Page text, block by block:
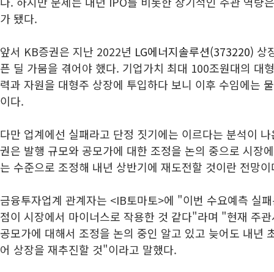
가 됐다.
앞서 KB증권은 지난 2022년 LG에너지솔루션(373220) 상
픈 딜 가뭄을 겪어야 했다. 기업가치 최대 100조원대의 대
력과 자원을 대형주 상장에 투입하다 보니 이후 수임에는
이다.
다만 업계에선 실패라고 단정 짓기에는 이르다는 분석이
권은 발행 규모와 공모가에 대한 조정을 논의 중으로 시장
는 수준으로 조정해 내년 상반기에 재도전할 것이란 전망
금융투자업계 관계자는 <IB토마토>에 "이번 수요예측 실
점이 시장에서 마이너스로 작용한 것 같다"라며 "현재 주
공모가에 대해서 조정을 논의 중인 알고 있고 늦어도 내년
어 상장을 재추진할 것"이라고 말했다.